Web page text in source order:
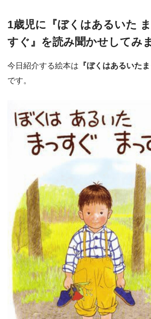
1歳児に『ぼくはあるいた
すぐ』を読み聞かせしてみ
今日紹介する絵本は 『ぼくはあるいた
です。